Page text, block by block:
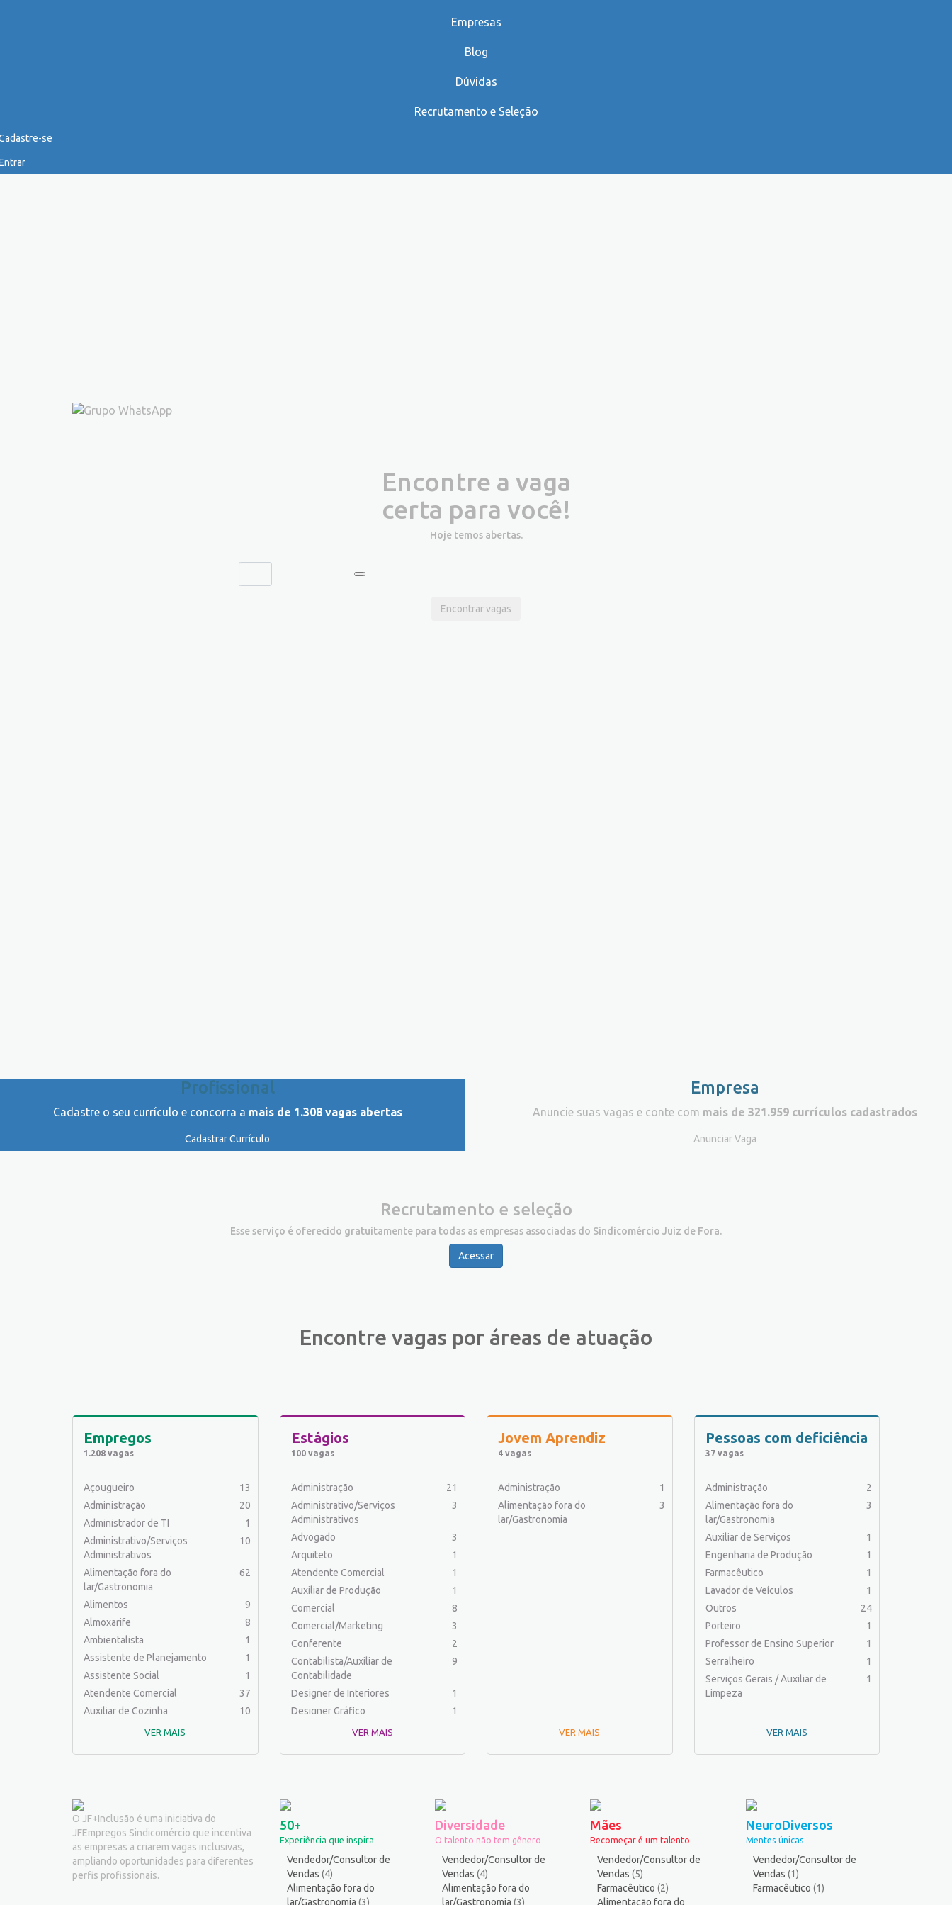
Empresas
Blog
Dúvidas
Recrutamento e Seleção
se
Encontre a vaga
certa para você!
Hoje temos abertas.
Encontrar vagas
Profissional
Cadastre o seu currículo e concorra a mais de 1.308 vagas abertas
Cadastrar Currículo
Empresa
Anuncie suas vagas e conte com mais de 321.959 currículos cadastrados
Anunciar Vaga
Recrutamento e seleção
Esse serviço é oferecido gratuitamente para todas as empresas associadas do Sindicomércio Juiz de Fora.
Acessar
Encontre vagas por áreas de atuação
Empregos
1.208 vagas
Açougueiro
13
Administração
20
Administrador de TI
1
Administrativo/Serviços
Administrativos
10
Alimentação fora do
lar/Gastronomia
62
Alimentos
9
Almoxarife
8
Ambientalista
1
Assistente de Planejamento
1
Assistente Social
1
Atendente Comercial
37
Auxiliar de Cozinha
10
Auxiliar de Laboratório
Auxiliar de Serviços
Balconista
32
Barman
Cabeleireiro
VER MAIS
Estágios
100 vagas
Administração
21
Administrativo/Serviços
Administrativos
3
Advogado
3
Arquiteto
1
Atendente Comercial
1
Auxiliar de Produção
1
Comercial
8
Comercial/Marketing
3
Conferente
2
Contabilista/Auxiliar de
Contabilidade
9
Designer de Interiores
1
Designer Gráfico
1
Educador Físico
Ferramenteiro
1
Fotógrafo
Jornalista
1
Logística
2
VER MAIS
Jovem Aprendiz
4 vagas
Administração
1
Alimentação fora do
lar/Gastronomia
3
VER MAIS
Pessoas com deficiência
37 vagas
Administração
2
Alimentação fora do
lar/Gastronomia
3
Auxiliar de Serviços
1
Engenharia de Produção
1
Farmacêutico
1
Lavador de Veículos
1
Outros
24
Porteiro
1
Professor de Ensino Superior
1
Serralheiro
1
Serviços Gerais / Auxiliar de
Limpeza
1
VER MAIS
O JF+Inclusão é uma iniciativa do
JFEmpregos Sindicomércio que incentiva
as empresas a criarem vagas inclusivas,
ampliando oportunidades para diferentes
perfis profissionais.
50+
Experiência que inspira
Vendedor/Consultor de
Vendas (4)
Alimentação fora do
lar/Gastronomia (3)
Diversidade
O talento não tem gênero
Vendedor/Consultor de
Vendas (4)
Alimentação fora do
lar/Gastronomia (3)
Mães
Recomeçar é um talento
Vendedor/Consultor de
Vendas(5)
Farmacêutico(2)
Alimentação fora do
NeuroDiversos
Mentes únicas
Vendedor/Consultor de
Vendas (1)
Farmacêutico (1)